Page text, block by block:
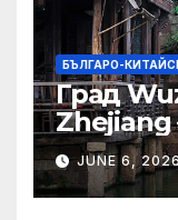
БЪЛГАРО-
Град
Zhejiang
JUNE 6,